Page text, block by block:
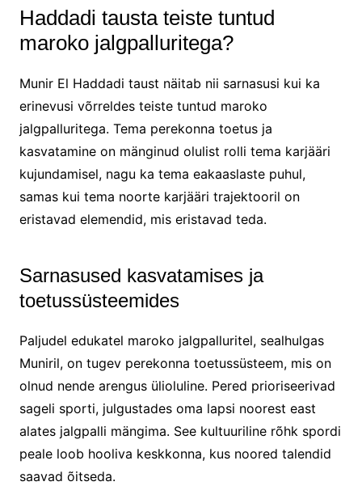
Haddadi tausta teiste tuntud
maroko jalgpalluritega?
Munir El Haddadi taust näitab nii sarnasusi kui ka
erinevusi võrreldes teiste tuntud maroko
jalgpalluritega. Tema perekonna toetus ja
kasvatamine on mänginud olulist rolli tema karjääri
kujundamisel, nagu ka tema eakaaslaste puhul,
samas kui tema noorte karjääri trajektooril on
eristavad elemendid, mis eristavad teda.
Sarnasused kasvatamises ja
toetussüsteemides
Paljudel edukatel maroko jalgpalluritel, sealhulgas
Muniril, on tugev perekonna toetussüsteem, mis on
olnud nende arengus ülioluline. Pered prioriseerivad
sageli sporti, julgustades oma lapsi noorest east
alates jalgpalli mängima. See kultuuriline rõhk spordi
peale loob hooliva keskkonna, kus noored talendid
saavad õitseda.